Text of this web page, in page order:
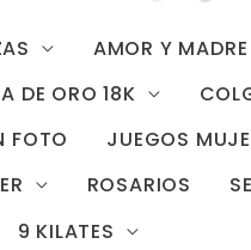
AMOR Y MADRE
DE ORO 18K
FOTO JUEGOS
ROSARIOS
9 KILATES